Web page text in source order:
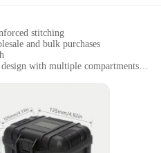
stitching
and bulk purchases
with multiple compartments
various work environments, from
Compact and lightweight, with ample